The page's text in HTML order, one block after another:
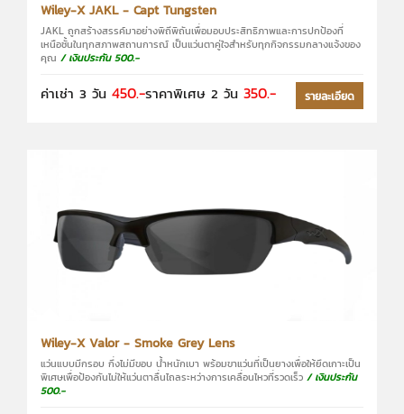
Wiley-X JAKL - Capt Tungsten
JAKL ถูกสร้างสรรค์มาอย่างพิถีพิถันเพื่อมอบประสิทธิภาพและการปกป้องที่
เหนือชั้นในทุกสภาพสถานการณ์ เป็นแว่นตาคู่ใจสำหรับทุกกิจกรรมกลางแจ้งของ
คุณ / เงินประกัน 500.-
ค่าเช่า 3 วัน 450.-ราคาพิเศษ 2 วัน 350.- รายละเอียด
Wiley-X Valor - Smoke Grey Lens
แว่นแบบมีกรอบ กึ่งไม่มีขอบ น้ำหนักเบา พร้อมขาแว่นที่เป็นยางเพื่อให้ยึดเกาะเป็น
พิเศษเพื่อป้องกันไม่ให้แว่นตาลื่นไถลระหว่างการเคลื่อนไหวที่รวดเร็ว / เงินประกัน
500.-